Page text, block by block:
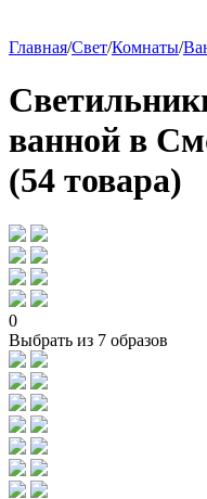
Главная/Свет/Комнаты/
ванной в
(54 товара)
0
Выбрать из 7 образов